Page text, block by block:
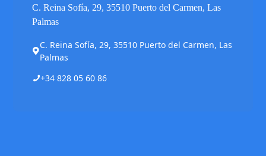
C. Reina Sofía, 29, 35510 Puerto del Carmen, Las
Palmas
C. Reina Sofía, 29, 35510 Puerto del Carmen, Las
Palmas
+34 828 05 60 86